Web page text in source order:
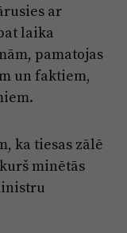
ar
laika
pamatojas
un faktiem,
ka tiesas zālē
minētās